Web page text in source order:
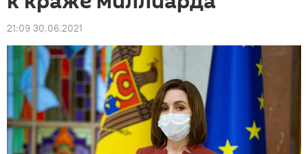
21:09 30.06.2021